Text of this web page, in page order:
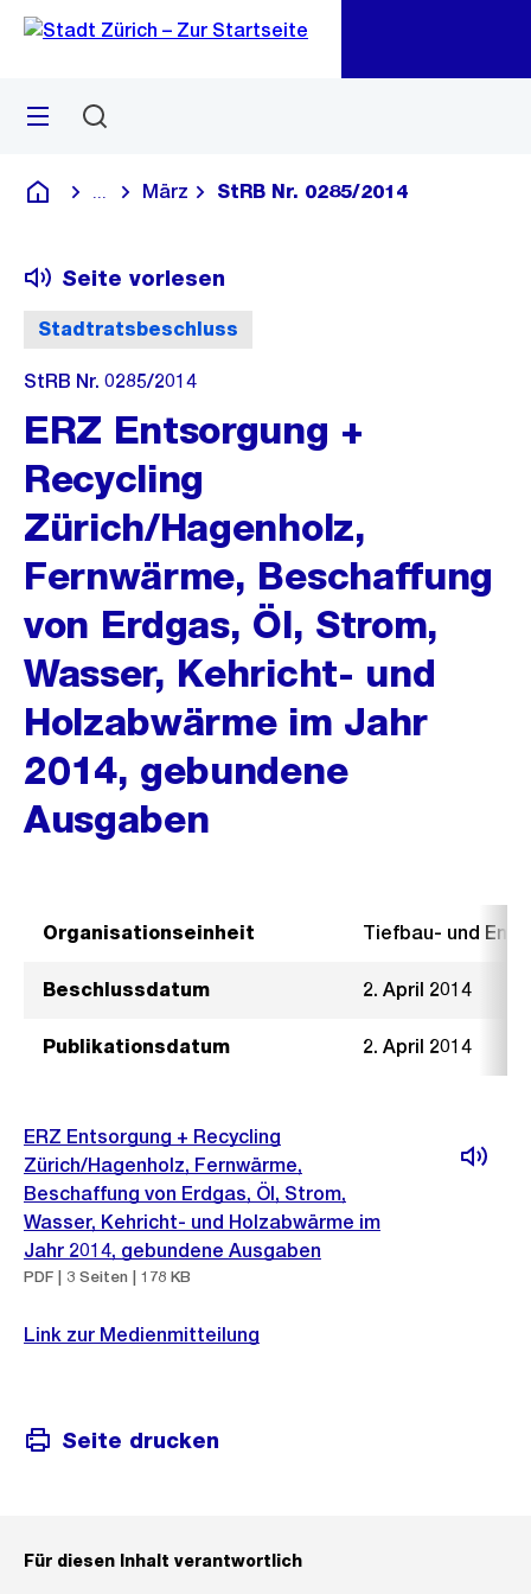
Navigation
Sprunglink
Menü
Deutsch
Blende alle Breadcrumbs ein
März StRB Nr. 0285/2014
Stadtratsbeschluss
Seite vorlesen
StRB Nr. 0285/2014
ERZ Entsorgung +
Recycling
Zürich/Hagenholz,
Fernwärme, Beschaffung
von Erdgas, Öl, Strom,
Wasser, Kehricht- und
Holzabwärme im Jahr
2014, gebundene
Ausgaben
Organisationseinheit Tiefbau- und
Beschlussdatum 2. April 2014
Publikationsdatum 2. April 2014
ERZ Entsorgung + Recycling
Zürich/Hagenholz, Fernwärme,
Beschaffung von Erdgas, Öl, Strom,
Wasser, Kehricht- und Holzabwärme im
Jahr 2014, gebundene Ausgaben
PDF | 3 Seiten | 178 KB
Link zur Medienmitteilung
Seite drucken
Für diesen Inhalt verantwortlich